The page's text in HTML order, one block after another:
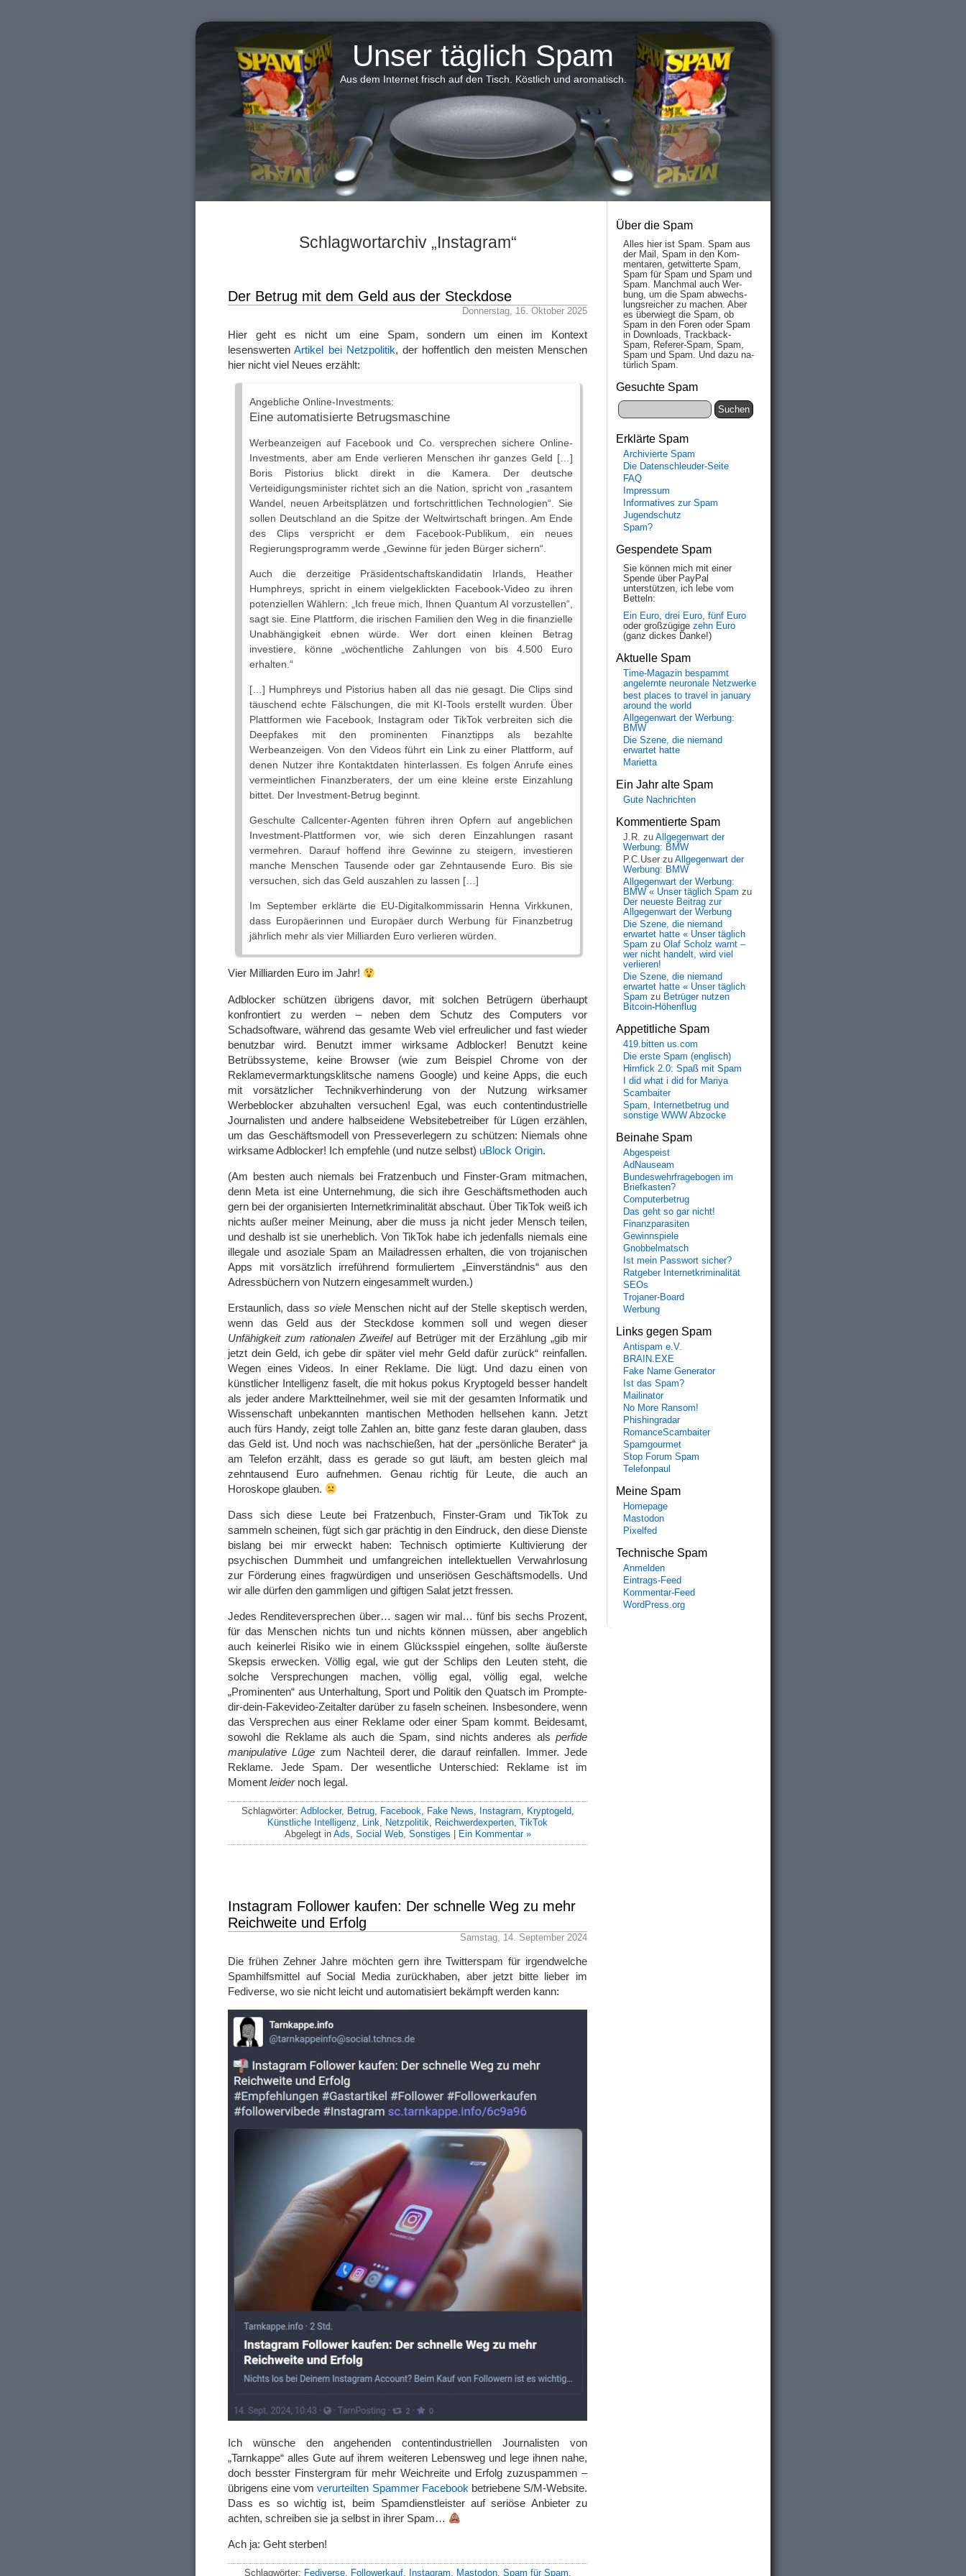
Unser täglich Spam
Aus dem Internet frisch auf den Tisch. Köstlich und aromatisch.
Schlagwortarchiv „Instagram“
Der Betrug mit dem Geld aus der Steckdose
Donnerstag, 16. Oktober 2025
Hier geht es nicht um eine Spam, sondern um einen im Kontext
lesenswertenArtikel bei Netzpolitik, der hoffentlich den meisten Menschen
hier nicht viel Neues erzählt:
Angebliche Online-Investments:
Eine automatisierte Betrugsmaschine
Werbeanzeigen auf Facebook und Co. versprechen sichere Online-
Investments, aber am Ende verlieren Menschen ihr ganzes Geld […]
Boris Pistorius blickt direkt in die Kamera. Der deutsche
Verteidigungsminister richtet sich an die Nation, spricht von „rasantem
Wandel, neuen Arbeitsplätzen und fortschrittlichen Technologien“. Sie
sollen Deutschland an die Spitze der Weltwirtschaft bringen. Am Ende
des Clips verspricht er dem Facebook-Publikum, ein neues
Regierungsprogramm werde „Gewinne für jeden Bürger sichern“.
Auch die derzeitige Präsidentschaftskandidatin Irlands, Heather
Humphreys, spricht in einem vielgeklickten Facebook-Video zu ihren
potenziellen Wählern: „Ich freue mich, Ihnen Quantum AI vorzustellen“,
sagt sie. Eine Plattform, die irischen Familien den Weg in die finanzielle
Unabhängigkeit ebnen würde. Wer dort einen kleinen Betrag
investiere, könne „wöchentliche Zahlungen von bis 4.500 Euro
erhalten.“
[…] Humphreys und Pistorius haben all das nie gesagt. Die Clips sind
täuschend echte Fälschungen, die mit KI-Tools erstellt wurden. Über
Plattformen wie Facebook, Instagram oder TikTok verbreiten sich die
Deepfakes mit den prominenten Finanztipps als bezahlte
Werbeanzeigen. Von den Videos führt ein Link zu einer Plattform, auf
denen Nutzer ihre Kontaktdaten hinterlassen. Es folgen Anrufe eines
vermeintlichen Finanzberaters, der um eine kleine erste Einzahlung
bittet. Der Investment-Betrug beginnt.
Geschulte Callcenter-Agenten führen ihren Opfern auf angeblichen
Investment-Plattformen vor, wie sich deren Einzahlungen rasant
vermehren. Darauf hoffend ihre Gewinne zu steigern, investieren
manche Menschen Tausende oder gar Zehntausende Euro. Bis sie
versuchen, sich das Geld auszahlen zu lassen […]
Im September erklärte die EU-Digitalkommissarin Henna Virkkunen,
dass Europäerinnen und Europäer durch Werbung für Finanzbetrug
jährlich mehr als vier Milliarden Euro verlieren würden.
Vier Milliarden Euro im Jahr!
Adblocker schützen übrigens davor, mit solchen Betrügern überhaupt
konfrontiert zu werden – neben dem Schutz des Computers vor
Schadsoftware, während das gesamte Web viel erfreulicher und fast wieder
benutzbar wird. Benutzt immer wirksame Adblocker! Benutzt keine
Betrübssysteme, keine Browser (wie zum Beispiel Chrome von der
Reklamevermarktungsklitsche namens Google) und keine Apps, die euch
mit vorsätzlicher Technikverhinderung von der Nutzung wirksamer
Werbeblocker abzuhalten versuchen! Egal, was euch contentindustrielle
Journalisten und andere halbseidene Websitebetreiber für Lügen erzählen,
um das Geschäftsmodell von Presseverlegern zu schützen: Niemals ohne
wirksame Adblocker! Ich empfehle (und nutze selbst) uBlock Origin.
(Am besten auch niemals bei Fratzenbuch und Finster-Gram mitmachen,
denn Meta ist eine Unternehmung, die sich ihre Geschäftsmethoden auch
gern bei der organisierten Internetkriminalität abschaut. Über TikTok weiß ich
nichts außer meiner Meinung, aber die muss ja nicht jeder Mensch teilen,
und deshalb ist sie unerheblich. Von TikTok habe ich jedenfalls niemals eine
illegale und asoziale Spam an Mailadressen erhalten, die von trojanischen
Apps mit vorsätzlich irreführend formuliertem „Einverständnis“ aus den
Adressbüchern von Nutzern eingesammelt wurden.)
Erstaunlich, dass so vieleMenschen nicht auf der Stelle skeptisch werden,
wenn das Geld aus der Steckdose kommen soll und wegen dieser
Unfähigkeit zum rationalen Zweifelauf Betrüger mit der Erzählung „gib mir
jetzt dein Geld, ich gebe dir später viel mehr Geld dafür zurück“ reinfallen.
Wegen eines Videos. In einer Reklame. Die lügt. Und dazu einen von
künstlicher Intelligenz faselt, die mit hokus pokus Kryptogeld besser handelt
als jeder andere Marktteilnehmer, weil sie mit der gesamten Informatik und
Wissenschaft unbekannten mantischen Methoden hellsehen kann. Jetzt
auch fürs Handy, zeigt tolle Zahlen an, bitte ganz feste daran glauben, dass
das Geld ist. Und noch was nachschießen, hat der „persönliche Berater“ ja
am Telefon erzählt, dass es gerade so gut läuft, am besten gleich mal
zehntausend Euro aufnehmen. Genau richtig für Leute, die auch an
Horoskope glauben.
Dass sich diese Leute bei Fratzenbuch, Finster-Gram und TikTok zu
sammeln scheinen, fügt sich gar prächtig in den Eindruck, den diese Dienste
bislang bei mir erweckt haben: Technisch optimierte Kultivierung der
psychischen Dummheit und umfangreichen intellektuellen Verwahrlosung
zur Förderung eines fragwürdigen und unseriösen Geschäftsmodells. Und
wir alle dürfen den gammligen und giftigen Salat jetzt fressen.
Jedes Renditeversprechen über… sagen wir mal… fünf bis sechs Prozent,
für das Menschen nichts tun und nichts können müssen, aber angeblich
auch keinerlei Risiko wie in einem Glücksspiel eingehen, sollte äußerste
Skepsis erwecken. Völlig egal, wie gut der Schlips den Leuten steht, die
solche Versprechungen machen, völlig egal, völlig egal, welche
„Prominenten“ aus Unterhaltung, Sport und Politik den Quatsch im Prompte-
dir-dein-Fakevideo-Zeitalter darüber zu faseln scheinen. Insbesondere, wenn
das Versprechen aus einer Reklame oder einer Spam kommt. Beidesamt,
sowohl die Reklame als auch die Spam, sind nichts anderes als perfide
manipulative Lüge zum Nachteil derer, die darauf reinfallen. Immer. Jede
Reklame. Jede Spam. Der wesentliche Unterschied: Reklame ist im
Moment leidernoch legal.
Schlagwörter: Adblocker, Betrug, Facebook Fake News Instagram Kryptogeld,
Künstliche Intelligenz
Link Netzpolitik Reichwerdexperten TikTok
Abgelegt in Ads Social Web, Sonstiges | Ein Kommentar »
Instagram Follower kaufen: Der schnelle Weg zu mehr
Reichweite und Erfolg
Samstag, 14. September 2024
Die frühen Zehner Jahre möchten gern ihre Twitterspam für irgendwelche
Spamhilfsmittel auf Social Media zurückhaben, aber jetzt bitte lieber im
Fediverse, wo sie nicht leicht und automatisiert bekämpft werden kann:
Ich wünsche den angehenden contentindustriellen Journalisten von
„Tarnkappe“ alles Gute auf ihrem weiteren Lebensweg und lege ihnen nahe,
doch besster Finstergram für mehr Weichreite und Erfolg zuzuspammen –
übrigens eine vomverurteilten Spammer Facebook betriebene S/M-Website.
Dass es so wichtig ist, beim Spamdienstleister auf seriöse Anbieter zu
achten, schreiben sie ja selbst in ihrer Spam…
Ach ja: Geht sterben!
Schlagwörter: Fediverse, Followerkauf, Instagram Mastodon, Spam für Spam
Über die Spam
Alles hier ist Spam. Spam aus
der Mail, Spam in den Kom­
men­taren, ge­twit­ter­te Spam,
Spam für Spam und Spam und
Spam. Manch­mal auch Wer­
bung, um die Spam ab­wechs­
lungs­reich­er zu mach­en. Aber
es über­wiegt die Spam, ob
Spam in den Fo­ren oder Spam
in Down­loads, Track­back-
Spam, Re­fe­rer-Spam, Spam,
Spam und Spam. Und da­zu na­
tür­lich Spam.
Gesuchte Spam
Erklärte Spam
Archivierte Spam
Die Datenschleuder-Seite
FAQ
Impressum
Informatives zur Spam
Jugendschutz
Spam?
Gespendete Spam
Sie können mich mit einer
Spende über PayPal
unterstützen, ich lebe vom
Betteln:
Ein Euro, drei Euro, fünf Euro
oder großzügige zehn Euro
(ganz dickes Danke!)
Aktuelle Spam
Time-Magazin bespammt
angelernte neuronale Netzwerke
best places to travel in january
around the world
Allgegenwart der Werbung:
BMW
Die Szene, die niemand
erwartet hatte
Marietta
Ein Jahr alte Spam
Gute Nachrichten
Kommentierte Spam
J.R. zu Allgegenwart der
Werbung: BMW
P.C.User zu Allgegenwart der
Werbung: BMW
Allgegenwart der Werbung:
BMW « Unser täglich Spam zu
Der neueste Beitrag zur
Allgegenwart der Werbung
Die Szene, die niemand
erwartet hatte « Unser täglich
Spam zu Olaf Scholz warnt –
wer nicht handelt, wird viel
verlieren!
Die Szene, die niemand
erwartet hatte « Unser täglich
Spam zu Betrüger nutzen
Bitcoin-Höhenflug
Appetitliche Spam
419.bitten us.com
Die erste Spam (englisch)
Hirnfick 2.0: Spaß mit Spam
I did what i did for Mariya
Scambaiter
Spam, Internetbetrug und
sonstige WWW Abzocke
Beinahe Spam
Abgespeist
AdNauseam
Bundeswehrfragebogen im
Briefkasten?
Computerbetrug
Das geht so gar nicht!
Finanzparasiten
Gewinnspiele
Gnobbelmatsch
Ist mein Passwort sicher?
Ratgeber Internetkriminalität
SEOs
Trojaner-Board
Werbung
Links gegen Spam
Antispam e.V.
BRAIN.EXE
Fake Name Generator
Ist das Spam?
Mailinator
No More Ransom!
Phishingradar
RomanceScambaiter
Spamgourmet
Stop Forum Spam
Telefonpaul
Meine Spam
Homepage
Mastodon
Pixelfed
Technische Spam
Anmelden
Eintrags-Feed
Kommentar-Feed
WordPress.org